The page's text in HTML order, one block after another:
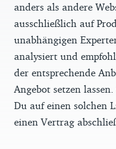
anders als andere
ausschließlich auf
unabhängigen
analysiert und
der entsprechende
Angebot setzen
Du auf einen solchen
einen Vertrag